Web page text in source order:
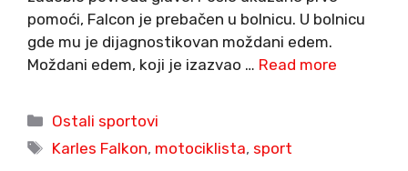
pomoći, Falcon je prebačen u bolnicu. U bolnicu
gde mu je dijagnostikovan moždani edem.
Moždani edem, koji je izazvao … Read more
Categories
Ostali sportovi
Tags
Karles Falkon, motociklista, sport